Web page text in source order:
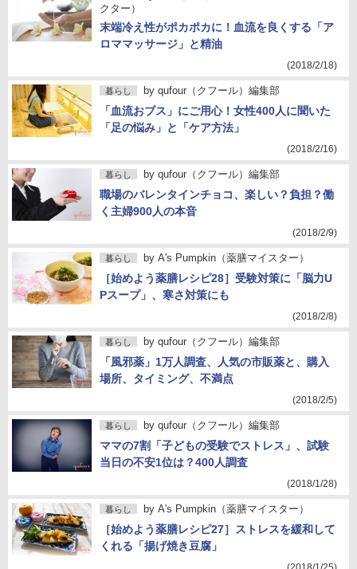
クター）
末端冷え性がポカポカに！血流を良くする「ア
ロママッサージ」と精油
(2018/2/18)
暮らし by qufour（クフール）編集部
「血流おブス」にご用心！女性400人に聞いた
「足の悩み」と「ケア方法」
(2018/2/16)
暮らし by qufour（クフール）編集部
職場のバレンタインチョコ、楽しい？負担？働
く主婦900人の本音
(2018/2/9)
暮らし by A's Pumpkin（薬膳マイスター）
［始めよう薬膳レシピ28］受験対策に「脳力U
Pスープ」、寒さ対策にも
(2018/2/8)
暮らし by qufour（クフール）編集部
「風邪薬」1万人調査、人気の市販薬と、購入
場所、タイミング、不満点
(2018/2/5)
暮らし by qufour（クフール）編集部
ママの7割「子どもの受験でストレス」、試験
当日の不安1位は？400人調査
(2018/1/28)
暮らし by A's Pumpkin（薬膳マイスター）
［始めよう薬膳レシピ27］ストレスを緩和して
くれる「揚げ焼き豆腐」